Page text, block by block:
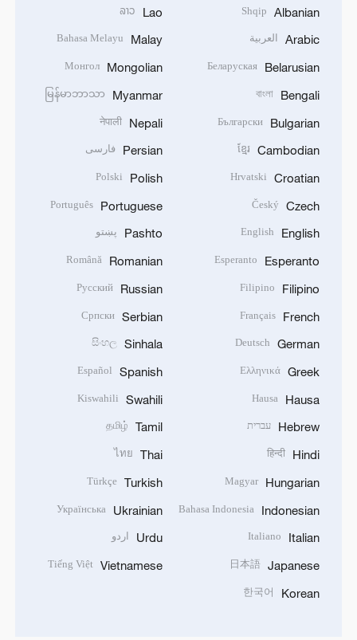
Albanian
Shqip
Arabic العربية
Belarusian
Беларуская
Bengali
বাংলা
Bulgarian
Български
Cambodian
ខ្មែរ
Croatian
Hrvatski
Czech
Český
English
English
Esperanto
Esperanto
Filipino
Filipino
French
Français
German
Deutsch
Greek
Ελληνικά
Hausa
Hausa
Hebrew עברית
Hindi
हिन्दी
Hungarian
Magyar
Indonesian
Bahasa Indonesia
Italian
Italiano
Japanese
日本語
Korean
한국어
Lao
ລາວ
Malay
Bahasa Melayu
Mongolian
Монгол
Myanmar
မြန်မာဘာသာ
Nepali
नेपाली
Persian فارسی
Polish
Polski
Portuguese
Português
Pashto پښتو
Romanian
Română
Russian
Русский
Serbian
Српски
Sinhala
සිංහල
Spanish
Español
Swahili
Kiswahili
Tamil
தமிழ்
Thai
ไทย
Turkish
Türkçe
Ukrainian
Українська
Urdu اردو
Vietnamese
Tiếng Việt